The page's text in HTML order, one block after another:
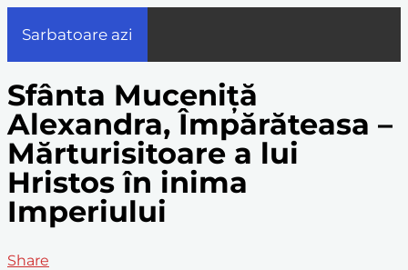
Sarbatoare azi
Sfânta Muceniță
Alexandra, Împărăteasa –
Mărturisitoare a lui
Hristos în inima
Imperiului
Share